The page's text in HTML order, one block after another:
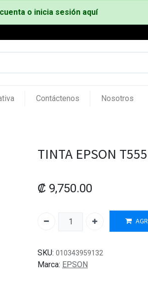
o inicia sesión aquí
Contáctenos Nosotros
TINTA EPSON
₡ 9,750.00
SKU: 010343959132
Marca: EPSON